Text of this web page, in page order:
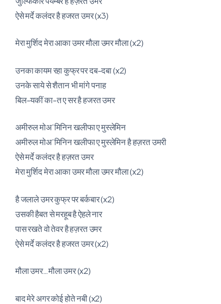
ऐसे मर्दे कलंदर है हजरत उमर (x3)
मेरा मुर्शिद मेरा आका उमर मौला उमर मौला (x2)
उनका कायम रहा कुफ्र पर दब-दबा (x2)
उनके साये से शैतान भी मांगे पनाह
बिल-यकीं का-त ए सर है हजरत उमर
अमीरुल मोअ’मिनिन खलीफा ए मुस्लेमिन
अमीरुल मोअ’मिनिन खलीफा ए मुस्लेमिन है हज़रत उमरी
ऐसे मर्दे कलंदर है हज़रत उमर
मेरा मुर्शिद मेरा आका उमर मौला उमर मौला (x2)
है जलाले उमर कुफ्र पर बर्कबार (x2)
उसकी हैबत से मरहूब है ऐहले नार
पास रखते वो तेवर है हज़रत उमर
ऐसे मर्दे कलंदर है हजरत उमर (x2)
मौला उमर…मौला उमर (x2)
बाद मेरे अगर कोई होते नबी (x2)